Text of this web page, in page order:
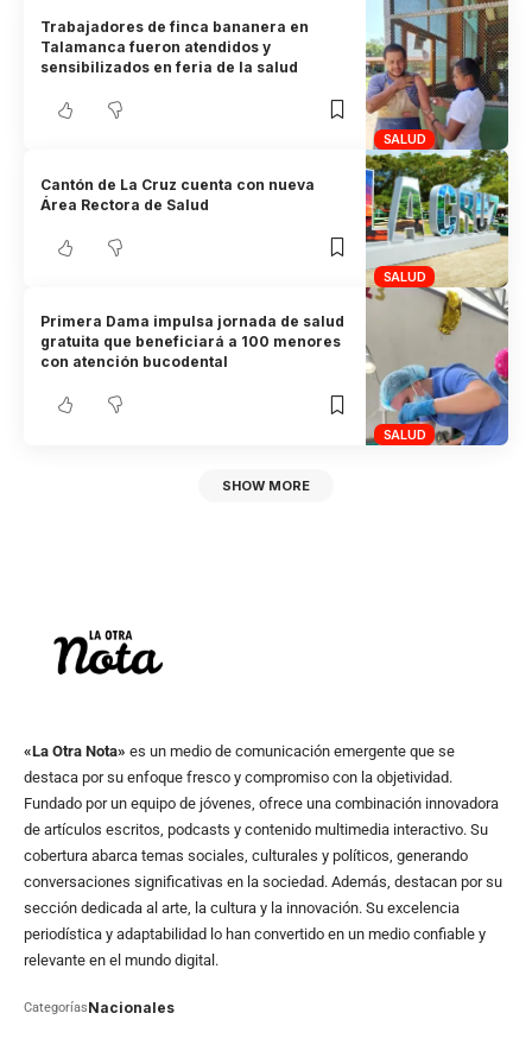
SALUD
Trabajadores de finca bananera en
Talamanca fueron atendidos y
sensibilizados en feria de la salud
SALUD
Cantón de La Cruz cuenta con nueva
Área Rectora de Salud
SALUD
Primera Dama impulsa jornada de salud
gratuita que beneficiará a 100 menores
con atención bucodental
SHOW MORE
«La Otra Nota» es un medio de comunicación emergente que se
destaca por su enfoque fresco y compromiso con la objetividad.
Fundado por un equipo de jóvenes, ofrece una combinación innovadora
de artículos escritos, podcasts y contenido multimedia interactivo. Su
cobertura abarca temas sociales, culturales y políticos, generando
conversaciones significativas en la sociedad. Además, destacan por su
sección dedicada al arte, la cultura y la innovación. Su excelencia
periodística y adaptabilidad lo han convertido en un medio confiable y
relevante en el mundo digital.
CategoríasNacionales